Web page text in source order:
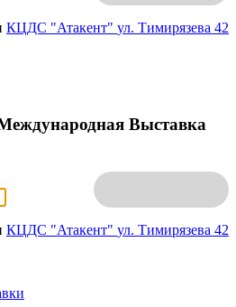
КЦДС "Атакент" ул. Тимирязева 42
Выставка
КЦДС "Атакент" ул. Тимирязева 42